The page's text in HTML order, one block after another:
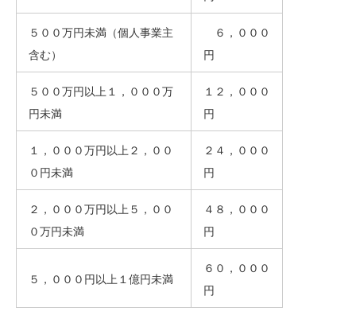
５００万円未満（個人事業主
含む）
６，０００
円
５００万円以上１，０００万
円未満
１２，０００
円
１，０００万円以上２，００
０円未満
２４，０００
円
２，０００万円以上５，００
０万円未満
４８，０００
円
５，０００円以上１億円未満
６０，０００
円